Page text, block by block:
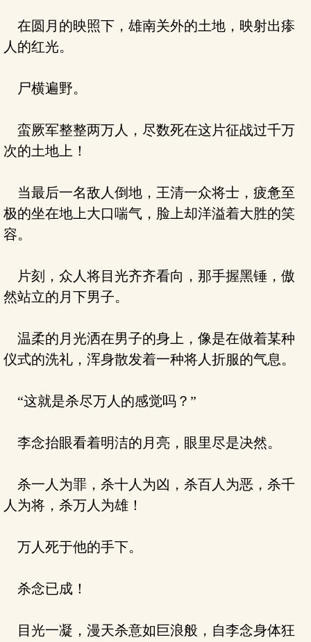
在圆月的映照下，雄南关外的土地，映射出瘆
人的红光。
尸横遍野。
蛮厥军整整两万人，尽数死在这片征战过千万
次的土地上！
当最后一名敌人倒地，王清一众将士，疲惫至
极的坐在地上大口喘气，脸上却洋溢着大胜的笑
容。
片刻，众人将目光齐齐看向，那手握黑锤，傲
然站立的月下男子。
温柔的月光洒在男子的身上，像是在做着某种
仪式的洗礼，浑身散发着一种将人折服的气息。
“这就是杀尽万人的感觉吗？”
李念抬眼看着明洁的月亮，眼里尽是决然。
杀一人为罪，杀十人为凶，杀百人为恶，杀千
人为将，杀万人为雄！
万人死于他的手下。
杀念已成！
目光一凝，漫天杀意如巨浪般，自李念身体狂